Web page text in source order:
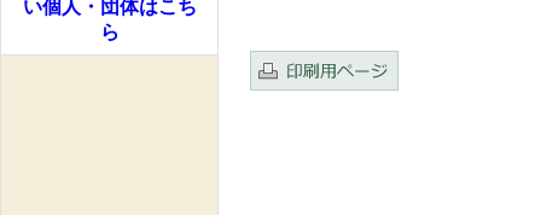
い個人・団体はこち
ら